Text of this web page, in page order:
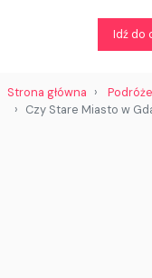
Idź do
Strona główna
Podróże
Czy Stare Miasto w